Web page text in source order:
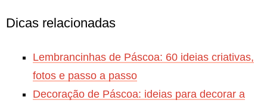
Dicas relacionadas
Lembrancinhas de Páscoa: 60 ideias criativas,
fotos e passo a passo
Decoração de Páscoa: ideias para decorar a